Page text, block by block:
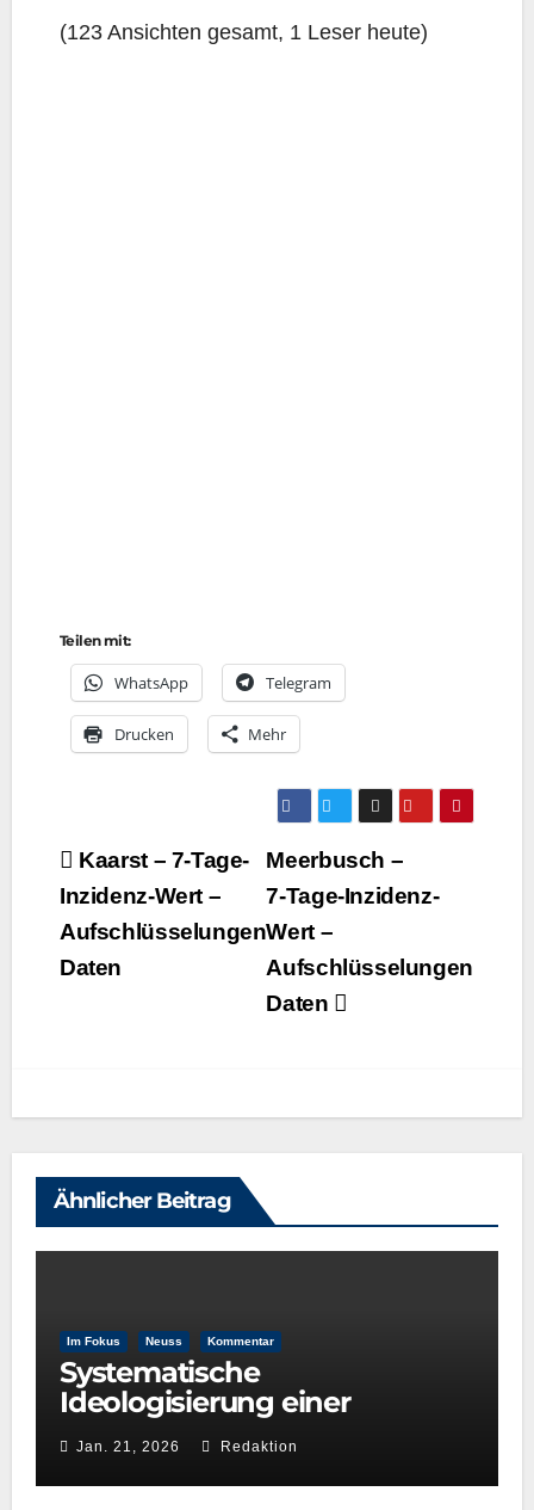
(123 Ansich­ten gesamt, 1 Leser heute)
Teilen mit:
Whats­App Tele­gram
Dru­cken Mehr
Beitragsnavigation
Meerbusch –
7‑Tage-Inzidenz-
Wert –
Aufschlüsselungen
Daten
Kaarst – 7‑Tage-
Inzidenz-Wert –
Aufschlüsselungen
Daten
Ähnlicher Beitrag
Im Fokus Neuss Kommentar
Systematische
Ideologisierung einer
Kulturentscheidung: Die Rolle
der GRÜNEN im
Kulturausschuss
Jan. 21, 2026 Redaktion